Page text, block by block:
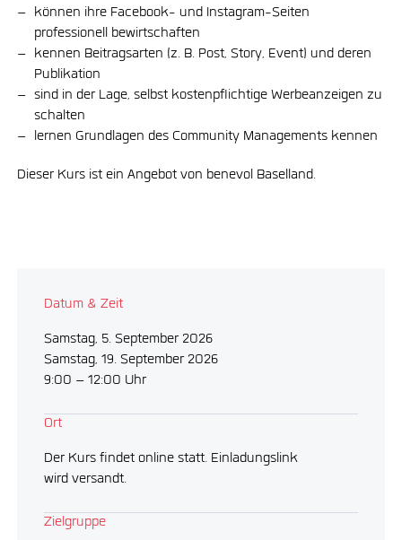
können ihre Facebook- und Instagram-Seiten
professionell bewirtschaften
kennen Beitragsarten (z. B. Post, Story, Event) und deren
Publikation
sind in der Lage, selbst kostenpflichtige Werbeanzeigen zu
schalten
lernen Grundlagen des Community Managements kennen
Dieser Kurs ist ein Angebot von benevol Baselland.
Datum & Zeit
Samstag, 5. September 2026
Samstag, 19. September 2026
9:00 – 12:00 Uhr
Ort
Der Kurs findet online statt. Einladungslink
wird versandt.
Zielgruppe